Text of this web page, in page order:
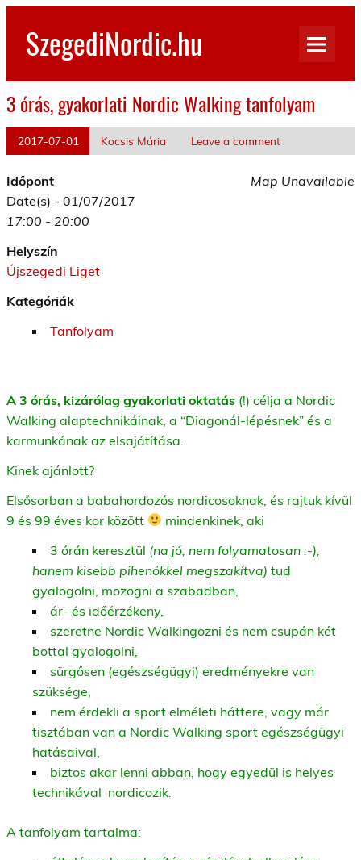
Skip
contentSzegediNordic.hu
3 órás, gyakorlati Nordic Walking tanfolyam
2017-07-01 Kocsis Mária Leave a comment
Map Unavailable
Időpont
Date(s) - 01/07/2017
17:00 - 20:00
Helyszín
Újszegedi Liget
Kategóriák
Tanfolyam
A 3 órás, kizárólag gyakorlati oktatás (!) célja a Nordic
Walking alaptechnikáinak, a “Diagonál-lépésnek” és a
karmunkának az elsajátítása.
Kinek ajánlott?
Elsősorban a babahordozós nordicosoknak, és rajtuk kívül
9 és 99 éves kor között
mindenkinek, aki
3 órán keresztül (na jó, nem folyamatosan :-),
hanem kisebb pihenőkkel megszakítva) tud
gyalogolni, mozogni a szabadban,
ár- és időérzékeny,
szeretne Nordic Walkingozni és nem csupán két
bottal gyalogolni,
sürgősen (egészségügyi) eredményekre van
szüksége,
nem érdekli a sport elméleti háttere, vagy már
tisztában van a Nordic Walking sport egészségügyi
hatásaival,
biztos akar lenni abban, hogy egyedül is helyes
technikával nordicozik.
A tanfolyam tartalma: